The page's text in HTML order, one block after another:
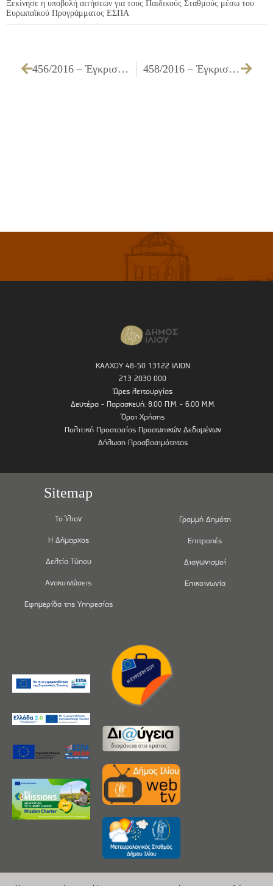
Ξεκίνησε η υποβολή αιτήσεων για τους Παιδικούς Σταθμούς μέσω του
Ευρωπαϊκού Προγράμματος ΕΣΠΑ
456/2016 – Έγκριση πίστωσης για την «Συντήρηση και επισκευή οργάνων – μηχανημάτων γυμναστικής στα δημοτικά γυμναστήρια (Αγίου Φανουρίου & Παλατιανής), του Αυτοτελούς Τμήματος Αθλητισμού, Νέας γενιάς, Παιδείας και Δια Βίου Μάθησης του Δήμου Ιλίου, για το Ο.Ε. 2016)» 458/2016 – Έγκριση πίστωσης ποσού 2.102,04 € για καταβολή εφάπαξ αποζημίωσης λόγω συνταξιοδότησης τέως υπαλλήλου του Δήμου Ιλίου
ΚΑΛΧΟΥ 48-50 13122 ΙΛΙΟΝ
213 2030 000
Ώρες λειτουργίας
Δευτέρα - Παρασκευή: 8.00 Π.Μ. - 6.00 Μ.Μ.
Όροι Χρήσης
Πολιτική Προστασίας Προσωπικών Δεδομένων
Δήλωση Προσβασιμότητας
Sitemap
Το Ίλιον
Η Δήμαρχος
Δελτία Τύπου
Ανακοινώσεις
Εφημερίδα της Υπηρεσίας
Γραμμή Δημότη
Επιτροπές
Διαγωνισμοί
Επικοινωνία